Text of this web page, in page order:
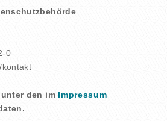
0
kontakt
unter den im Impressum